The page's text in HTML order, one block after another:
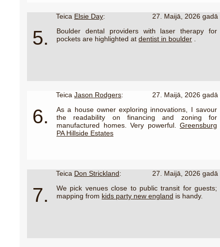
5.
Teica Elsie Day:
27. Maijā, 2026 gadā
Boulder dental providers with laser therapy for
pockets are highlighted at dentist in boulder
6.
Teica Jason Rodgers:
27. Maijā, 2026 gadā
As a house owner exploring innovations, I savour
the readability on financing and zoning for
manufactured homes. Very powerful. Greensburg
PA Hillside Estates
7.
Teica Don Strickland:
27. Maijā, 2026 gadā
We pick venues close to public transit for guests;
mapping from kids party new england is handy.